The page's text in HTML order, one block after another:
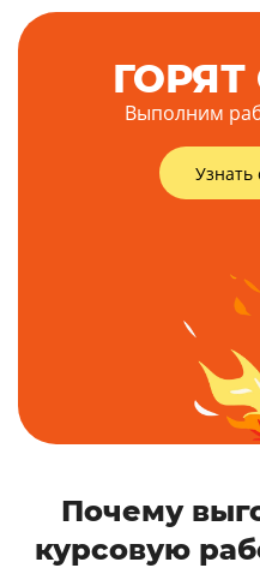
Выполним
Узнать
Почему
курсовую